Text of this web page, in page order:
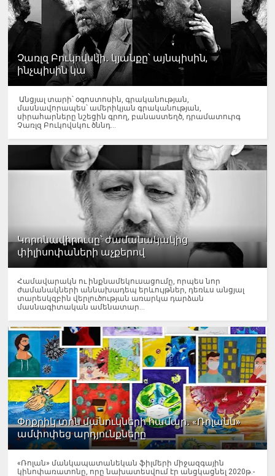
Չառլզ Բուկովսկի․ կյանքը՝ այնպիսին,
ինչպիսին կա
Անցյալ տարի՝ օգոստոսին, գրականության,
մասնավորապես՝ ամերիկյան գրականության,
սիրահարները նշեցին գրող, բանաստեղծ, դրամատուրգ
Չառլզ Բուկովսկու ծննդ...
Կորոնավիրուսը՝ ժամանակակից
փիլիսոփաների աչքերով
Համավարակն ու ինքնամեկուսացումը, որպես նոր
ժամանակների աննախադեպ երևույթներ, դեռևս անցյալ
տարեսկզբին վերլուծության առարկա դարձան
մասնագիտական ամենատար...
Փոքրիկ տոն մանուկների համար․ «Ռոլանն»
ամփոփեց արդյունքները
«Ռոլան» մանկապատանեկան ֆիլմերի միջազգային
կինոփառատոնը, որը նախատեսվում էր անցկացնել 2020թ.-